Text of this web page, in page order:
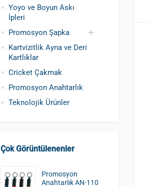
Yoyo ve Boyun Askı
İpleri
Promosyon Şapka
Pamuklu Şapka
Polyester Şapka
Baskılı Şapka
Toptan
Kartvizitlik Ayna ve Deri
Kartlıklar
Cricket Çakmak
Promosyon Anahtarlık
Teknolojik Ürünler
Çok Görüntülenenler
Promosyon
Anahtarlık AN-110